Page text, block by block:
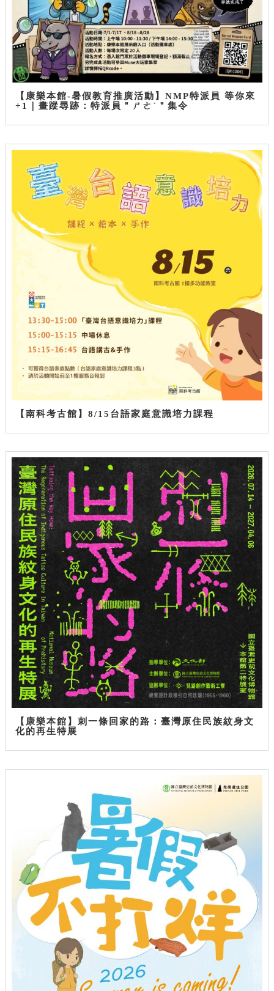
【康樂本館-暑假教育推廣活動】NMP特派員 等你來
+1｜畫蹤尋跡：特派員＂ㄕㄜˋ＂集令
【南科考古館】8/15台語家庭意識培力課程
【康樂本館】刺一條回家的路：臺灣原住民族紋身文
化的再生特展